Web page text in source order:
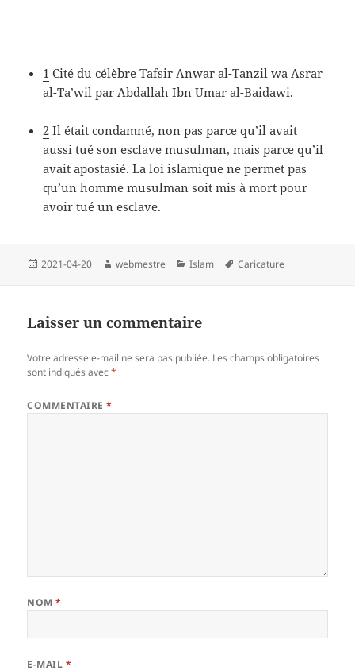
1 Cité du célèbre Tafsir Anwar al-Tanzil wa Asrar
al-Ta’wil par Abdallah Ibn Umar al-Baidawi.
2 Il était condamné, non pas parce qu’il avait
aussi tué son esclave musulman, mais parce qu’il
avait apostasié. La loi islamique ne permet pas
qu’un homme musulman soit mis à mort pour
avoir tué un esclave.
Publié
2021-04-20 Auteur
webmestre Catégories
Islam
Mots-
Caricature
Laisser un commentaire
Votre adresse e-mail ne sera pas publiée. Les champs obligatoires
sont indiqués avec*
COMMENTAIRE*
NOM*
E-MAIL *